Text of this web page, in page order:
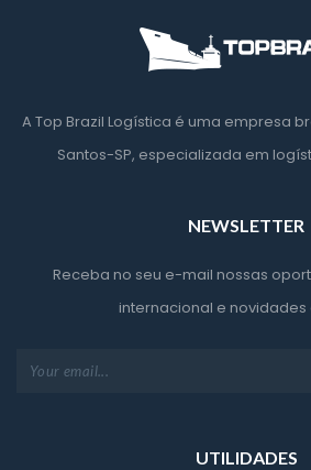
A Top Brazil Logística é uma empresa
Santos-SP, especializada em
NEWSLETTER
Receba no seu e-mail nossas
internacional e novidades
UTILIDADES